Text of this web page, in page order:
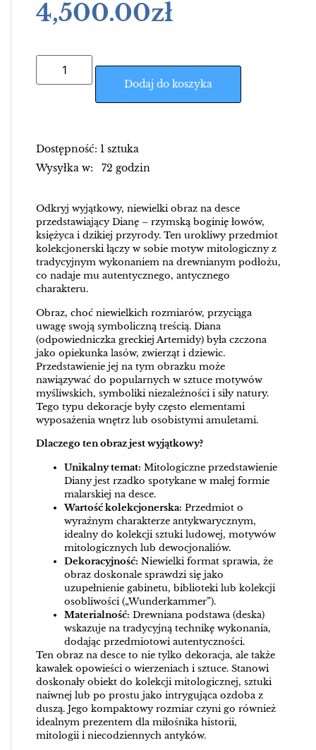
4,500.00zł
Dodaj do koszyka
Dostępność: 1 sztuka
Wysyłka w: 72 godzin
Odkryj wyjątkowy, niewielki obraz na desce
przedstawiający Dianę – rzymską boginię łowów,
księżyca i dzikiej przyrody. Ten urokliwy przedmiot
kolekcjonerski łączy w sobie motyw mitologiczny z
tradycyjnym wykonaniem na drewnianym podłożu,
co nadaje mu autentycznego, antycznego
charakteru.
Obraz, choć niewielkich rozmiarów, przyciąga
uwagę swoją symboliczną treścią. Diana
(odpowiedniczka greckiej Artemidy) była czczona
jako opiekunka lasów, zwierząt i dziewic.
Przedstawienie jej na tym obrazku może
nawiązywać do popularnych w sztuce motywów
myśliwskich, symboliki niezależności i siły natury.
Tego typu dekoracje były często elementami
wyposażenia wnętrz lub osobistymi amuletami.
Dlaczego ten obraz jest wyjątkowy?
Unikalny temat: Mitologiczne przedstawienie
Diany jest rzadko spotykane w małej formie
malarskiej na desce.
Wartość kolekcjonerska: Przedmiot o
wyraźnym charakterze antykwarycznym,
idealny do kolekcji sztuki ludowej, motywów
mitologicznych lub dewocjonaliów.
Dekoracyjność: Niewielki format sprawia, że
obraz doskonale sprawdzi się jako
uzupełnienie gabinetu, biblioteki lub kolekcji
osobliwości („Wunderkammer”).
Materialność: Drewniana podstawa (deska)
wskazuje na tradycyjną technikę wykonania,
dodając przedmiotowi autentyczności.
Ten obraz na desce to nie tylko dekoracja, ale także
kawałek opowieści o wierzeniach i sztuce. Stanowi
doskonały obiekt do kolekcji mitologicznej, sztuki
naiwnej lub po prostu jako intrygująca ozdoba z
duszą. Jego kompaktowy rozmiar czyni go również
idealnym prezentem dla miłośnika historii,
mitologii i niecodziennych antyków.